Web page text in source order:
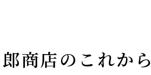
商店のこれから